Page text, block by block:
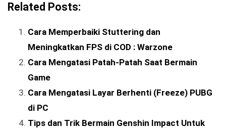
Related Posts:
Cara Memperbaiki Stuttering dan
Meningkatkan FPS di COD : Warzone
Cara Mengatasi Patah-Patah Saat Bermain
Game
Cara Mengatasi Layar Berhenti (Freeze) PUBG
di PC
Tips dan Trik Bermain Genshin Impact Untuk